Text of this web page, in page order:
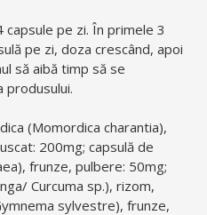
capsule pe zi. În primele 3
pe zi, doza crescând, apoi
să aibă timp să se
produsului.
(Momordica charantia),
200mg; capsulă de
frunze, pulbere: 50mg;
Curcuma sp.), rizom,
sylvestre), frunze,